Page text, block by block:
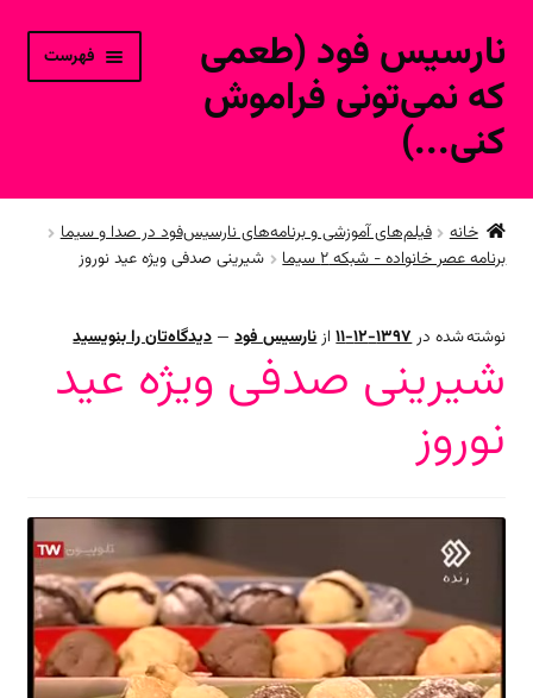
پرش
ناوبری
پرش
محتوا
نارسیس فود (طعمی
که نمی‌تونی فراموش
کنی...)
فهرست
خانه
ورود به حساب کاربری
محصولات فروشگاه آنلاین
ارتباط با ما
خانه
فیلم‌های آموزشی و برنامه‌های نارسیس‌فود در صدا و سیما
برنامه عصر خانواده - شبکه ۲ سیما
شیرینی صدفی ویژه عید نوروز
نوشته شده در1397-12-11 ازنارسیس فود —دیدگاه‌تان را بنویسید
شیرینی صدفی ویژه عید
نوروز